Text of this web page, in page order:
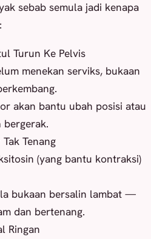
sebab semula jadi kenapa
Turun Ke Pelvis
menekan serviks, bukaan
akan bantu ubah posisi atau
bergerak.
Tenang
(yang bantu kontraksi)
bukaan bersalin lambat —
dan bertenang.
Ringan